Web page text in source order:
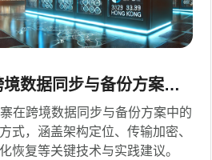
数据同步与备份方案中
式
在跨境数据同步与备份方案中的
式，涵盖架构定位、传输加密、
恢复等关键技术与实践建议。